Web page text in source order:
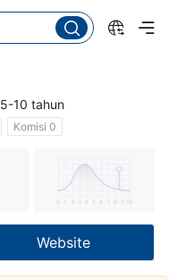
5-10 tahun
Komisi 0
Website